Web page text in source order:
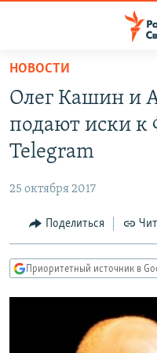
упрощенного
доступа
основному
Вернутся
Вернутся
АВТОРСКИЕ ПРОЕКТЫ
МНЕНИЯ
КУЛЬТУРА
КАВКАЗ.РЕАЛИИ
СИБИРЬ.РЕАЛИИ
НОВОСТИ
Олег Кашин и
подают иски к
Telegram
25 октября 2017
Поделиться
Приоритетный источник в